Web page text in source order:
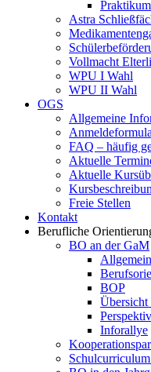
Astra
Vollmacht
WPU I Wahl
WPU II Wahl
OGS
Allgemeine
FAQ – häufig
Aktuelle
Aktuelle
Freie Stellen
Kontakt
Berufliche
BO an der GaM
Allgemein
BOP
Übersicht
Inforallye